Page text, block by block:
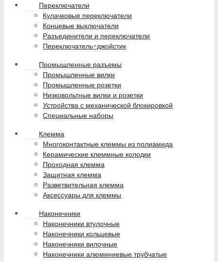
Переключатели
Кулачковые переключатели
Концевые выключатели
Разъединители и переключатели
Переключатель-джойстик
Промышленные разъемы
Промышленные вилки
Промышленные розетки
Низковольтные вилки и розетки
Устройства с механической блокировкой
Специальные наборы
Клемма
Многоконтактные клеммы из полиамида
Керамические клеммные колодки
Проходная клемма
Защитная клемма
Разветвительная клемма
Аксессуары для клеммы
Наконечники
Наконечники втулочные
Наконечники кольцевые
Наконечники вилочные
Наконечники алюминиевые трубчатые